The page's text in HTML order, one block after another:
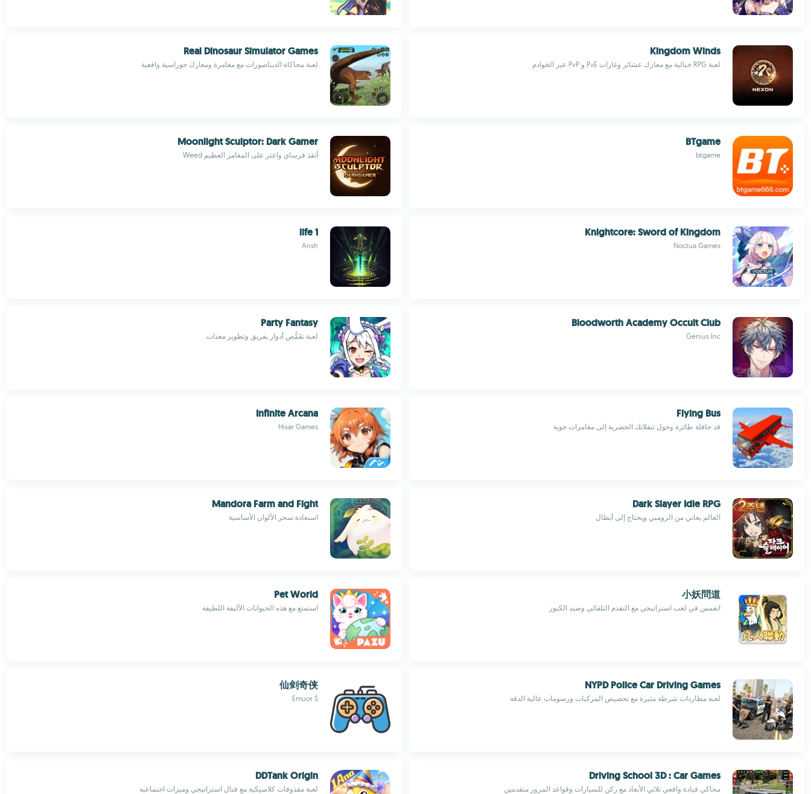
Kingdom Winds
لعبة RPG خيالية مع معارك عشائر وغارات PvE و PvP عبر الخوادم
Real Dinosaur Simulator Games
لعبة محاكاة الديناصورات مع مغامرة ومعارك جوراسية واقعية
BTgame
btgame
Moonlight Sculptor: Dark Gamer
أنقذ فرساي واعثر على المغامر العظيم Weed
Knightcore: Sword of Kingdom
Noctua Games
life 1
Ansh
Bloodworth Academy Occult Club
Genius Inc
Party Fantasy
لعبة تقَمُّص أدوار بفريق وتطوير معدات
Flying Bus
قد حافلة طائرة وحول تنقلاتك الحضرية إلى مغامرات جوية
Infinite Arcana
Hisar Games
Dark Slayer Idle RPG
العالم يعاني من الزومبي ويحتاج إلى أبطال
Mandora Farm and Fight
استعادة سحر الألوان الأساسية
小妖問道
انغمس في لعب استراتيجي مع التقدم التلقائي وصيد الكنوز
Pet World
استمتع مع هذه الحيوانات الأليفة اللطيفة
NYPD Police Car Driving Games
لعبة مطاردات شرطة مثيرة مع تخصيص المركبات ورسومات عالية الدقة
仙剑奇侠
Emuor S
Driving School 3D : Car Games
محاكي قيادة واقعي ثلاثي الأبعاد مع ركن للسيارات وقواعد المرور متقدمين
DDTank Origin
لعبة مقذوفات كلاسيكية مع قتال استراتيجي وميزات اجتماعية